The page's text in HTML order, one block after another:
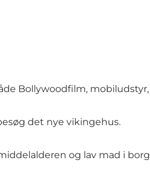
gaderne, mens de
Bollywoodfilm, mobiludstyr,
det nye vikingehus.
og lav mad i